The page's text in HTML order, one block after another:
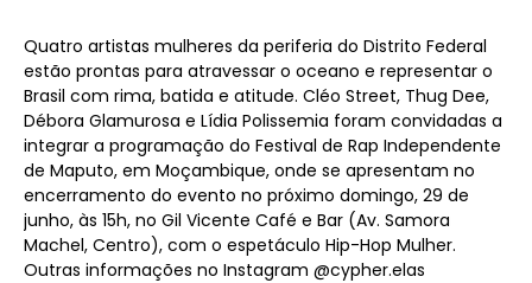
Quatro artistas mulheres da periferia do Distrito Federal
estão prontas para atravessar o oceano e representar o
Brasil com rima, batida e atitude. Cléo Street, Thug Dee,
Débora Glamurosa e Lídia Polissemia foram convidadas a
integrar a programação do Festival de Rap Independente
de Maputo, em Moçambique, onde se apresentam no
encerramento do evento no próximo domingo, 29 de
junho, às 15h, no Gil Vicente Café e Bar (Av. Samora
Machel, Centro), com o espetáculo Hip-Hop Mulher.
Outras informações no Instagram @cypher.elas